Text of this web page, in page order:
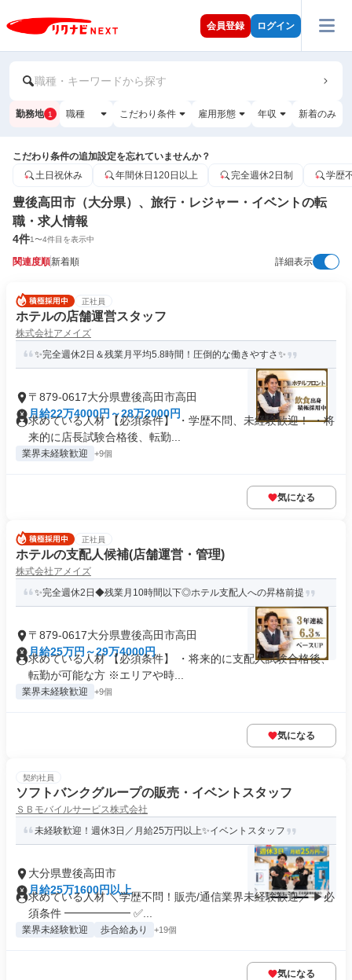
会員登録 ログイン
職種・キーワードから探す
勤務地 1 職種 こだわり条件 雇用形態 年収 新着のみ
こだわり条件の追加設定を忘れていませんか？
土日祝休み
年間休日120日以上 完全週休2日制 学歴
豊後高田市（大分県）、旅行・レジャー・イベントの転
職・求人情報
4件1〜4件目を表示中
関連度順新着順 詳細表示
正社員
ホテルの店舗運営スタッフ
株式会社アメイズ
✨完全週休2日＆残業月平均5.8時間！圧倒的な働きやすさ✨
〒879-0617大分県豊後高田市高田
月給22万4000円～28万2000円
求めている人材 【必須条件】 ・学歴不問、未経験歓迎！ ・将
来的に店長試験合格後、転勤...
業界未経験歓迎 +9個
気になる
正社員
ホテルの支配人候補(店舗運営・管理)
株式会社アメイズ
✨完全週休2日◆残業月10時間以下◎ホテル支配人への昇格前提
〒879-0617大分県豊後高田市高田
月給25万円～29万4000円
求めている人材 【必須条件】 ・将来的に支配人試験合格後、
転勤が可能な方 ※エリアや時...
業界未経験歓迎 +9個
気になる
契約社員
ソフトバンクグループの販売・イベントスタッフ
ＳＢモバイルサービス株式会社
未経験歓迎！週休3日／月給25万円以上✨イベントスタッフ
大分県豊後高田市
月給25万1600円以上
求めている人材 ＼学歴不問！販売/通信業界未経験歓迎／ ▶必
須条件 ━━━━━━ ✅...
業界未経験歓迎 歩合給あり +19個
気になる